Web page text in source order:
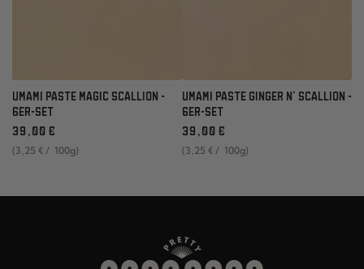
UMAMI PASTE MAGIC SCALLION -
6ER-SET
Regulärer
Preis
39 ,00 €
Stückpreis
(3 ,25 € / pro
100g)
UMAMI PASTE GINGER N' SCALLION -
6ER-SET
Regulärer
Preis
39 ,00 €
Stückpreis
(3 ,25 € / pro
100g)